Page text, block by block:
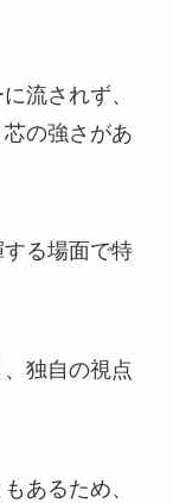
流されず、
芯の強さがあ
る場面で特
独自の視点
あるため、